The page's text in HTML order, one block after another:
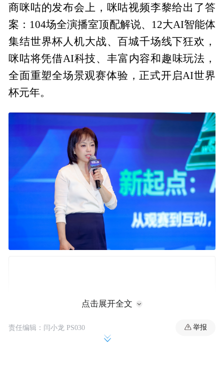
商咪咕的发布会上，咪咕视频李黎给出了答
案：104场全演播室顶配解说、12大AI智能体
集结世界杯人机大战、百城千场线下狂欢，
咪咕将凭借AI科技、丰富内容和趣味玩法，
全面重塑全场景观赛体验，正式开启AI世界
杯元年。
点击展开全文
责任编辑：闫小龙 PS030 举报